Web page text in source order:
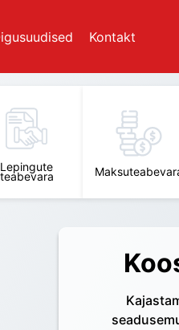
Kontakt
Lepingute
teabevara